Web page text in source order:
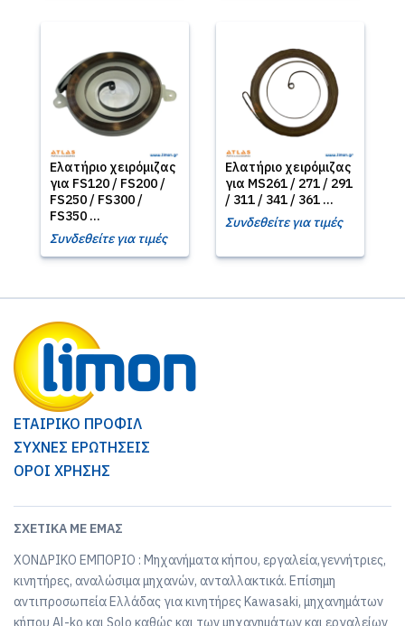
Ελατήριο χειρόμιζας
για FS120 / FS200 /
FS250 / FS300 /
FS350 ...
Συνδεθείτε για τιμές
Ελατήριο χειρόμιζας
για MS261 / 271 / 291
/ 311 / 341 / 361 ...
Συνδεθείτε για τιμές
ΕΤΑΙΡΙΚΟ ΠΡΟΦΙΛ
ΣΥΧΝΕΣ ΕΡΩΤΗΣΕΙΣ
ΟΡΟΙ ΧΡΗΣΗΣ
ΣΧΕΤΙΚΆ ΜΕ ΕΜΆΣ
ΧΟΝΔΡΙΚΟ ΕΜΠΟΡΙΟ : Μηχανήματα κήπου, εργαλεία,γεννήτριες,
κινητήρες, αναλώσιμα μηχανών, ανταλλακτικά. Επίσημη
αντιπροσωπεία Ελλάδας για κινητήρες Kawasaki, μηχανημάτων
κήπου Al-ko και Solo καθώς και των μηχανημάτων και εργαλείων